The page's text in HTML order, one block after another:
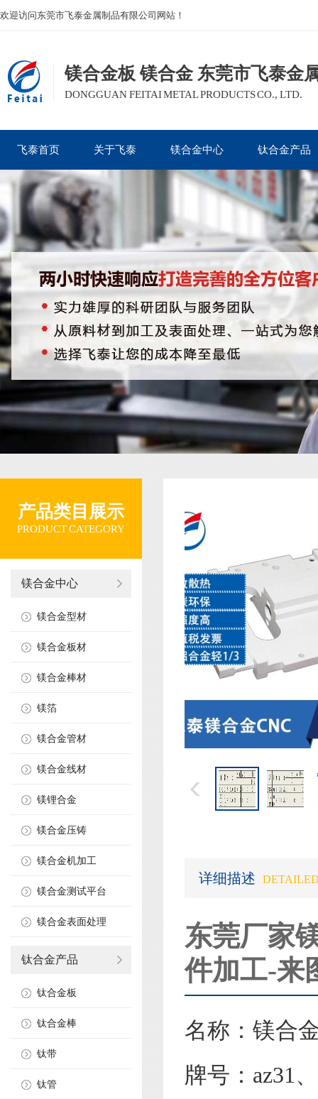
欢迎访问东莞市飞泰金属制品有限公司网站！
镁合金板 镁合金 东莞市飞泰金
DONGGUAN FEITAI METAL PRODUCTS CO., LTD.
飞泰首页 关于飞泰 镁合金中心 钛合金产品
产品类目展示
PRODUCT CATEGORY
镁合金中心
镁合金型材
镁合金板材
镁合金棒材
镁箔
镁合金管材
镁合金线材
镁锂合金
镁合金压铸
镁合金机加工
镁合金测试平台
镁合金表面处理
钛合金产品
钛合金板
钛合金棒
钛带
钛管
详细描述
东莞厂家
件加工-来
名称：镁合
牌号：az31